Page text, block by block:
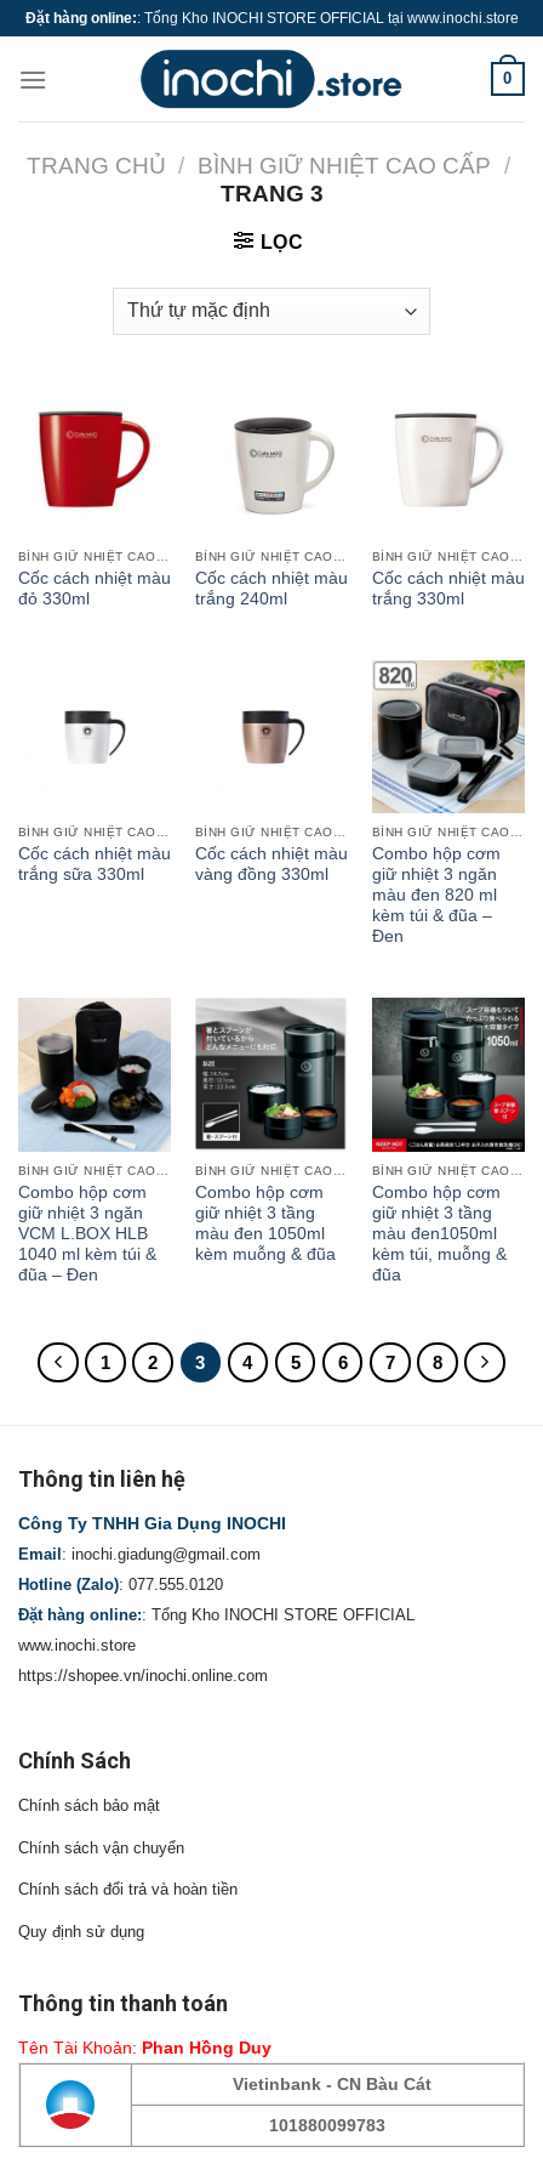
Skip
content
Đặt hàng online:: Tổng Kho INOCHI STORE OFFICIAL tại www.inochi.store
0
TRANG CHỦ / BÌNH GIỮ NHIỆT CAO CẤP /
TRANG 3
LỌC
Cốc cách nhiệt màu
đỏ 330ml
Cốc cách nhiệt màu
trắng 240ml
Cốc cách nhiệt màu
trắng 330ml
BÌNH GIỮ NHIỆT CAO CẤP
Cốc cách nhiệt màu
trắng sữa 330ml
BÌNH GIỮ NHIỆT CAO CẤP
Cốc cách nhiệt màu
vàng đồng 330ml
BÌNH GIỮ NHIỆT CAO CẤP
Combo hộp cơm
giữ nhiệt 3 ngăn
màu đen 820 ml
kèm túi & đũa –
Đen
Combo hộp cơm
giữ nhiệt 3 ngăn
VCM L.BOX HLB
1040 ml kèm túi &
đũa – Đen
Combo hộp cơm
giữ nhiệt 3 tầng
màu đen 1050ml
kèm muỗng & đũa
Combo hộp cơm
giữ nhiệt 3 tầng
màu đen1050ml
kèm túi, muỗng &
đũa
1 2 3 4 5 6 7 8
Thông tin liên hệ
Công Ty TNHH Gia Dụng INOCHI
Email : inochi.giadung@gmail.com
Hotline (Zalo): 077.555.0120
Đặt hàng online:: Tổng Kho INOCHI STORE OFFICIAL
www.inochi.store
https://shopee.vn/inochi.online.com
Chính Sách
Chính sách bảo mật
Chính sách vận chuyển
Chính sách đổi trả và hoàn tiền
Quy định sử dụng
Thông tin thanh toán
Tên Tài Khoản: Phan Hồng Duy
Vietinbank - CN Bàu Cát
101880099783